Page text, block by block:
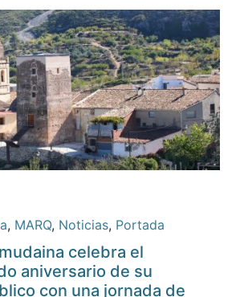
, MARQ, Noticias, Portada
celebra el
aniversario de su
con una jornada de